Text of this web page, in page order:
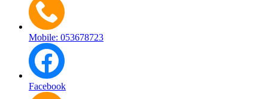
Mobile: 053678723
Facebook